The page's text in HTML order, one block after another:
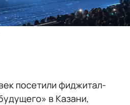
посетили фиджитал-
в Казани,